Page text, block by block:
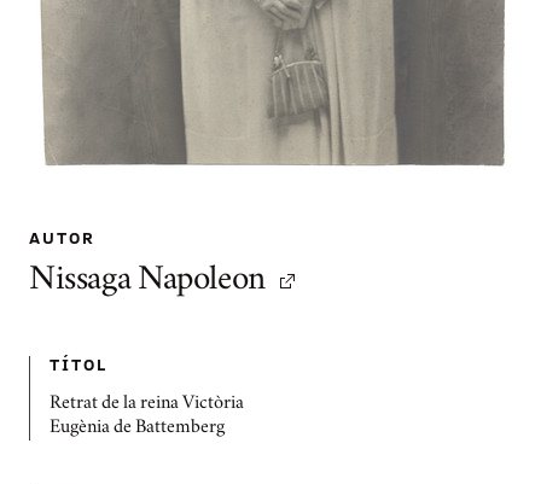
AUTOR
Nissaga Napoleon
TÍTOL
Retrat de la reina Victòria
Eugènia de Battemberg